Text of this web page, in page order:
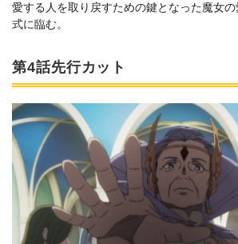
愛する人を取り戻すための鍵となった魔女
式に臨む。
第4話先行カット